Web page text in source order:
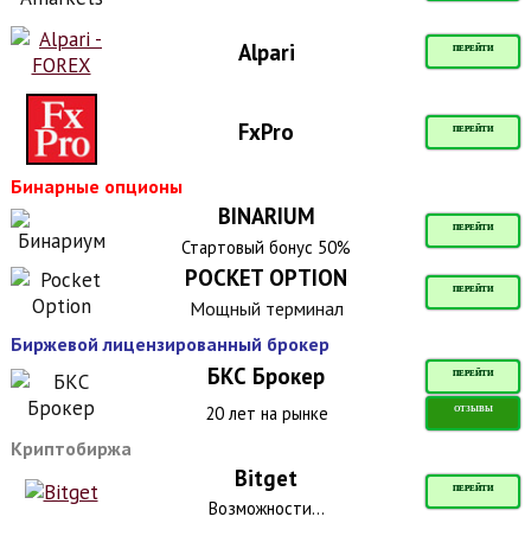
Alpari ПЕРЕЙТИ
FxPro ПЕРЕЙТИ
Бинарные опционы
BINARIUM ПЕРЕЙТИ
Стартовый бонус 50%
POCKET OPTION ПЕРЕЙТИ
Мощный терминал
Биржевой лицензированный брокер
БКС Брокер ПЕРЕЙТИ
20 лет на рынке ОТЗЫВЫ
Криптобиржа
Bitget ПЕРЕЙТИ
Возможности...